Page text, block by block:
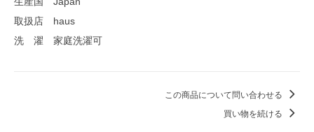
取扱店 haus
洗 濯 家庭洗濯可
この商品について問い合わせる
買い物を続ける